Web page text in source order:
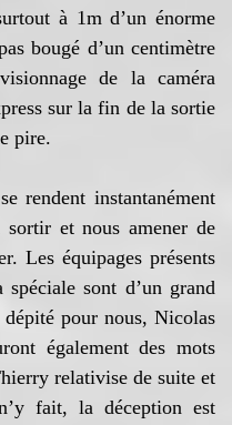
à 1m d’un énorme
bougé d’un centimètre
de la caméra
sur la fin de la sortie
pire.
rendent instantanément
et nous amener de
Les équipages présents
sont d’un grand
pour nous, Nicolas
également des mots
relativise de suite et
fait, la déception est